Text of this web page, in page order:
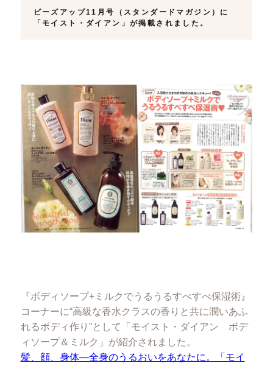
ビーズアップ11月号（スタンダードマガジン）に
「モイスト・ダイアン」が掲載されました。
『ボディソープ+ミルクでうるうるすべすべ保湿術』
コーナーに“高級な香水クラスの香りと共に潤いあふ
れるボディ作り”として「モイスト・ダイアン ボデ
ィソープ＆ミルク」が紹介されました。
髪、顔、身体―全身のうるおいをあなたに。「モイ